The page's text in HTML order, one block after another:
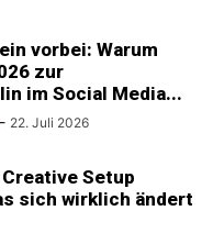
vorbei: Warum
zur
im Social Media...
- 22. Juli 2026
Setup
sich wirklich ändert